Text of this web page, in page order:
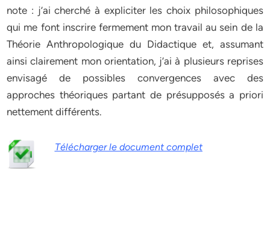
note : j’ai cherché à expliciter les choix philosophiques
qui me font inscrire fermement mon travail au sein de la
Théorie Anthropologique du Didactique et, assumant
ainsi clairement mon orientation, j’ai à plusieurs reprises
envisagé de possibles convergences avec des
approches théoriques partant de présupposés a priori
nettement différents.
Télécharger le document complet